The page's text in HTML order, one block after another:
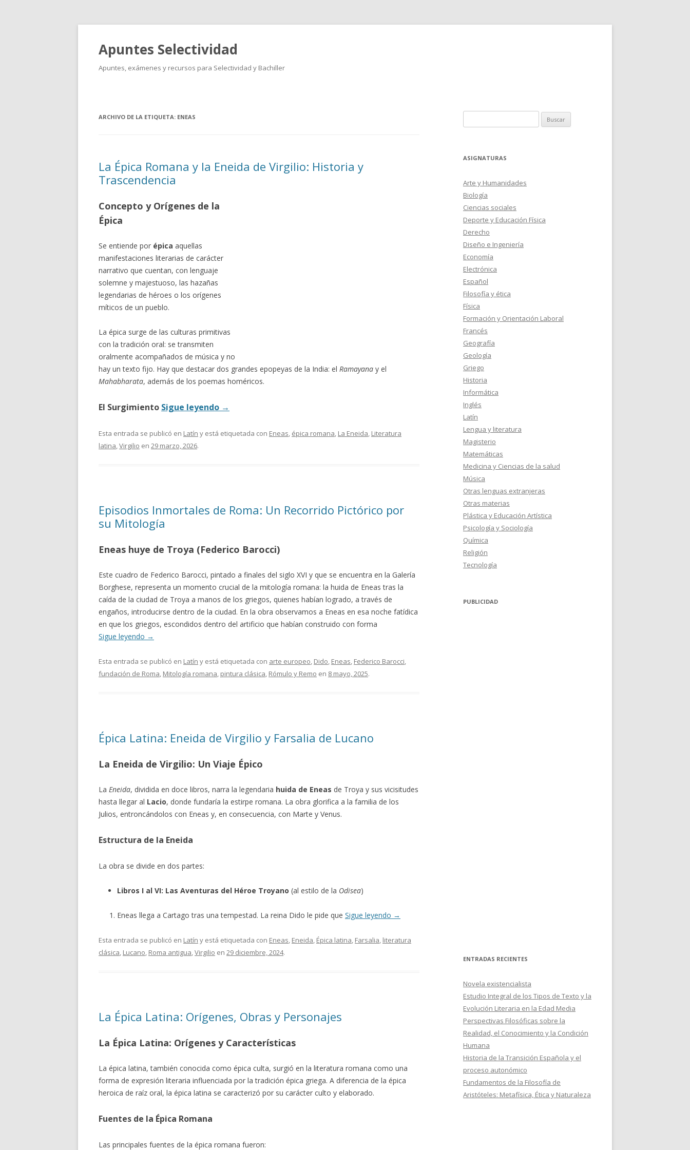
Apuntes Selectividad
Apuntes, exámenes y recursos para Selectividad y Bachiller
ARCHIVO DE LA ETIQUETA: ENEAS
La Épica Romana y la Eneida de Virgilio: Historia y
Trascendencia
Concepto y Orígenes de la
Épica
Se entiende por épica aquellas
manifestaciones literarias de carácter
narrativo que cuentan, con lenguaje
solemne y majestuoso, las hazañas
legendarias de héroes o los orígenes
míticos de un pueblo.
La épica surge de las culturas primitivas
con la tradición oral: se transmiten
oralmente acompañados de música y no
hay un texto fijo. Hay que destacar dos grandes epopeyas de la India: el Ramayana y el
Mahabharata, además de los poemas homéricos.
El Surgimiento Sigue leyendo →
Esta entrada se publicó en Latín y está etiquetada con Eneas, épica romana, La Eneida, Literatura
latina,Virgilio en 29 marzo, 2026.
Episodios Inmortales de Roma: Un Recorrido Pictórico por
su Mitología
Eneas huye de Troya (Federico Barocci)
Este cuadro de Federico Barocci, pintado a finales del siglo XVI y que se encuentra en la Galería
Borghese, representa un momento crucial de la mitología romana: la huida de Eneas tras la
caída de la ciudad de Troya a manos de los griegos, quienes habían logrado, a través de
engaños, introducirse dentro de la ciudad. En la obra observamos a Eneas en esa noche fatídica
en que los griegos, escondidos dentro del artificio que habían construido con forma
Sigue leyendo →
Esta entrada se publicó en Latín y está etiquetada con arte europeo, Dido, Eneas, Federico Barocci,
fundación de Roma, Mitología romana, pintura clásica, Rómulo y Remo en 8 mayo, 2025.
Épica Latina: Eneida de Virgilio y Farsalia de Lucano
La Eneida de Virgilio: Un Viaje Épico
La Eneida, dividida en doce libros, narra la legendaria huida de Eneas de Troya y sus vicisitudes
hasta llegar al Lacio, donde fundaría la estirpe romana. La obra glorifica a la familia de los
Julios, entroncándolos con Eneas y, en consecuencia, con Marte y Venus.
Estructura de la Eneida
La obra se divide en dos partes:
Libros I al VI: Las Aventuras del Héroe Troyano (al estilo de la Odisea)
Eneas llega a Cartago tras una tempestad. La reina Dido le pide que Sigue leyendo →
Esta entrada se publicó en Latín y está etiquetada con Eneas, Eneida, Épica latina, Farsalia, literatura
clásica, Lucano, Roma antigua,Virgilio en 29 diciembre, 2024.
La Épica Latina: Orígenes, Obras y Personajes
La Épica Latina: Orígenes y Características
La épica latina, también conocida como épica culta, surgió en la literatura romana como una
forma de expresión literaria influenciada por la tradición épica griega. A diferencia de la épica
heroica de raíz oral, la épica latina se caracterizó por su carácter culto y elaborado.
Fuentes de la Épica Romana
Las principales fuentes de la épica romana fueron:
ASIGNATURAS
Arte y Humanidades
Biología
Ciencias sociales
Deporte y Educación Física
Derecho
Diseño e Ingeniería
Economía
Electrónica
Español
Filosofía y ética
Física
Formación y Orientación Laboral
Francés
Geografía
Geología
Griego
Historia
Informática
Inglés
Latín
Lengua y literatura
Magisterio
Matemáticas
Medicina y Ciencias de la salud
Música
Otras lenguas extranjeras
Otras materias
Plástica y Educación Artística
Psicología y Sociología
Química
Religión
Tecnología
PUBLICIDAD
ENTRADAS RECIENTES
Novela existencialista
Estudio Integral de los Tipos de Texto y la
Evolución Literaria en la Edad Media
Perspectivas Filosóficas sobre la
Realidad, el Conocimiento y la Condición
Humana
Historia de la Transición Española y el
proceso autonómico
Fundamentos de la Filosofía de
Aristóteles: Metafísica, Ética y Naturaleza